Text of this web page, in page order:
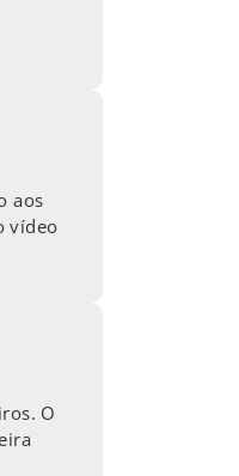
aos
vídeo
O